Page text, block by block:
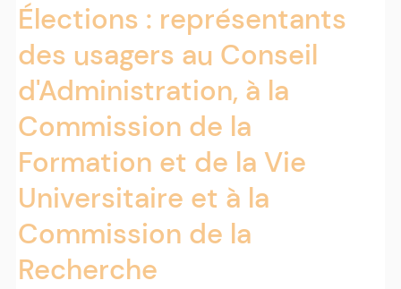
Élections : représentants
des usagers au Conseil
d'Administration, à la
Commission de la
Formation et de la Vie
Universitaire et à la
Commission de la
Recherche